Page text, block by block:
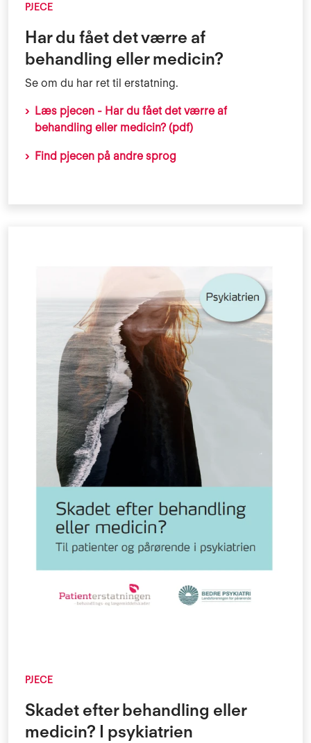
PJECE
Har du fået det værre af
behandling eller medicin?
Se om du har ret til erstatning.
Læs pjecen - Har du fået det værre af
behandling eller medicin? (pdf)
Find pjecen på andre sprog
PJECE
Skadet efter behandling eller
medicin? I psykiatrien